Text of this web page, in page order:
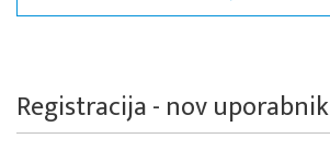
Registracija - nov uporabnik